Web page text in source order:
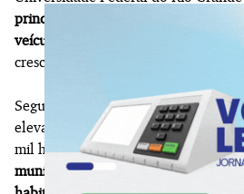
principal problema não está
veículos
, mas principalmente na
crescimento acontece.
Segundo ele, Pelotas possui hoje
elevado para uma cidade de médio
mil habitantes e mais de 238 mil
município registra aproximadamente